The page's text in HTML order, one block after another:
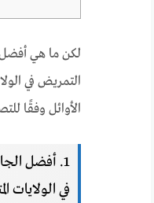
لكن ما هي
التمريض في
الأوائل وفقًا
1. أفضل